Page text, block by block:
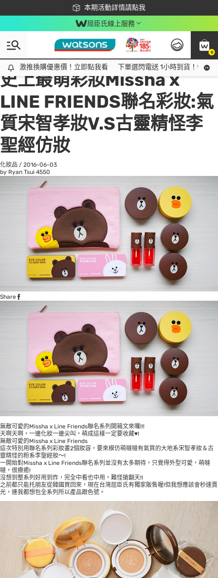
本期活動詳情請點我
下載app最高回饋$350
屈臣氏線上服務
0
激推換購優惠價！立即點我看
激推換購優惠價！立即點我看 下單選閃電送 1小時到貨！領神
All
話題趨勢
史上最萌彩妝Missha x
LINE FRIENDS聯名彩妝:氣
質宋智孝妝V.S古靈精怪李
聖經仿妝
化妝品 / 2016-06-03
by Ryan Tsui 4550
Share
無敵可愛的Missha x Line Friends聯名系列開箱文來囉!!!
天啊天啊，一邊化妝一邊尖叫，萌成這樣一定要收藏♥!
無敵可愛的Missha x Line Friends
這次特別用聯名系列彩妝畫2個妝容，要來模仿萌噠噠有氣質的大地系宋智孝妝＆古
靈精怪的粉系李聖經妝～!
一開始對Missha x Line Friends聯名系列並沒有太多期待，只覺得外型可愛，萌噠
噠，很療癒!
沒想到整系列好用到炸，完全中看也中用，難怪搶翻天!!
之前都只能托朋友從韓國買回來，現在台灣屈臣氏有獨家販售喔!但我想應該會秒速賣
光，連我都想包全系列所以產品跟色號。